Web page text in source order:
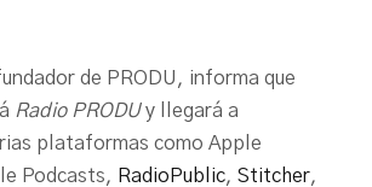
de PRODU, informa que
Radio PRODUy llegará a
plataformas como Apple
Podcasts, RadioPublic,Stitcher,